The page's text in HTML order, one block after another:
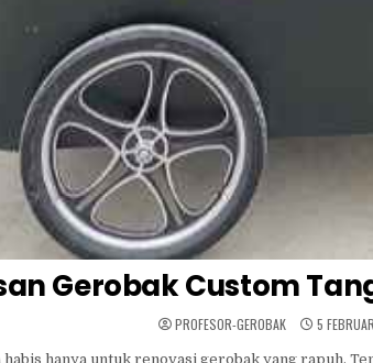
Gerobak Custom
PROFESOR-GEROBAK 5
habis hanya untuk renovasi gerobak yang rapuh.